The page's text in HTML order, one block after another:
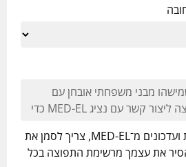
אם ברצונך לקבל חדשות ועדכונים מ־MED-EL, צריך לסמן את
את עצמך מרשימת התפוצה בכל